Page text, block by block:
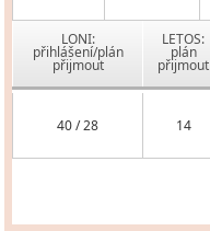
LONI:
přihlášení/plán
přijmout
LETOS:
plán
přijmout
40 / 28 14